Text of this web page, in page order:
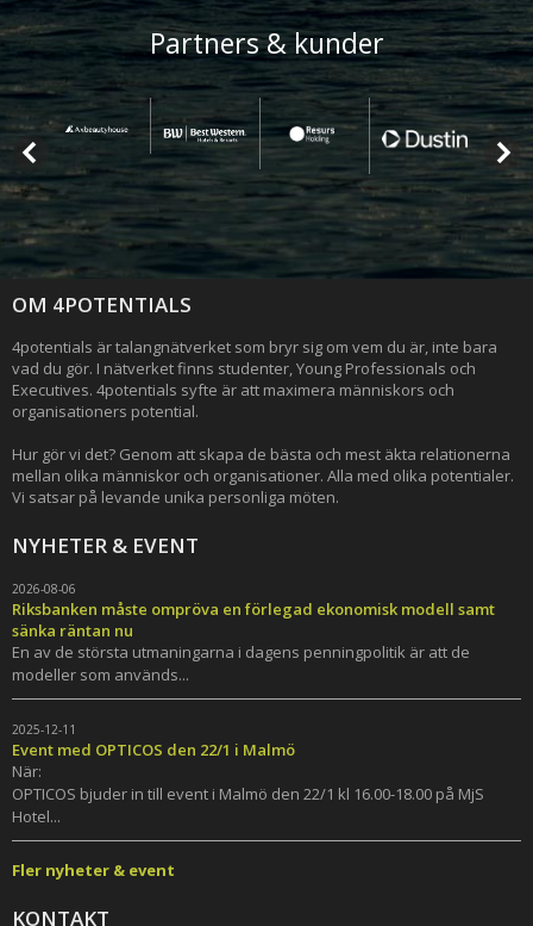
Partners & kunder
OM 4POTENTIALS
4potentials är talangnätverket som bryr sig om vem du är, inte bara
vad du gör. I nätverket finns studenter, Young Professionals och
Executives. 4potentials syfte är att maximera människors och
organisationers potential.
Hur gör vi det? Genom att skapa de bästa och mest äkta relationerna
mellan olika människor och organisationer. Alla med olika potentialer.
Vi satsar på levande unika personliga möten.
NYHETER & EVENT
2026-08-06
Riksbanken måste ompröva en förlegad ekonomisk modell samt
sänka räntan nu
En av de största utmaningarna i dagens penningpolitik är att de
modeller som används...
2025-12-11
Event med OPTICOS den 22/1 i Malmö
När:
OPTICOS bjuder in till event i Malmö den 22/1 kl 16.00-18.00 på MjS
Hotel...
Fler nyheter & event
KONTAKT